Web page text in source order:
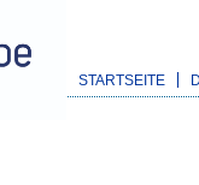
STARTSEITE